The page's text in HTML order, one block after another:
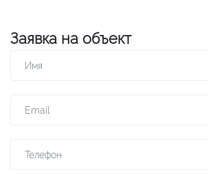
Заявка на объект